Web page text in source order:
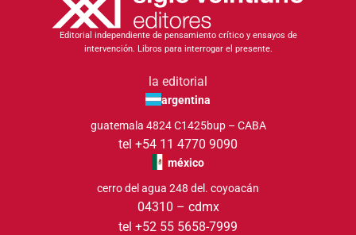
Editorial independiente de pensamiento crítico y ensayos de
intervención. Libros para interrogar el presente.
la editorial
argentina
guatemala 4824 C1425bup – CABA
tel +54 11 4770 9090
méxico
cerro del agua 248 del. coyoacán
04310 – cdmx
tel +52 55 5658-7999